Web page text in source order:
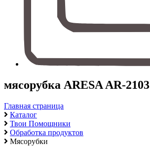
мясорубка ARESA AR-2103
Главная страница
Каталог
Твои Помощники
Обработка продуктов
Мясорубки